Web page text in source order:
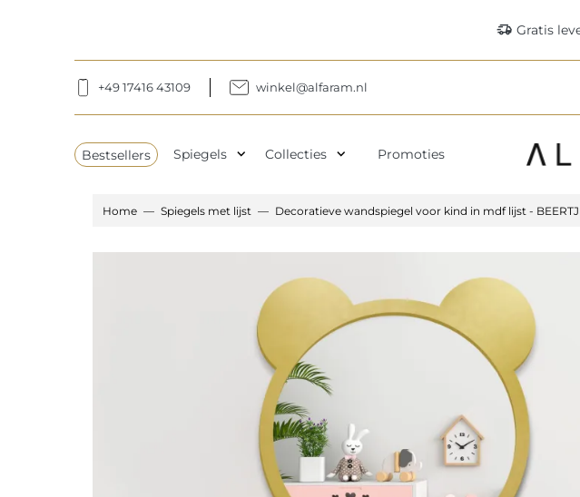
delivery_truck_speed Gratis
+49 17416 43109 winkel@alfaram.nl
Bestsellers Spiegels expand_more Collecties expand_more Promoties
Home Spiegels met lijst Decoratieve wandspiegel voor kind in mdf lijst -